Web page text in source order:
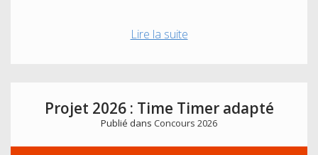
Lire la suiteProjet
projet
PicoCom
Projet 2026 : Time Timer adapté
Publié dans Concours 2026